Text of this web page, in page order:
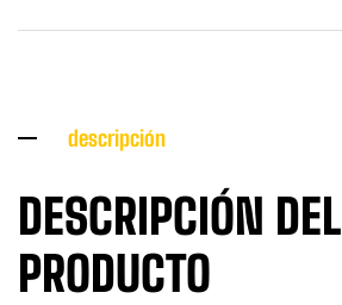
descripción
DESCRIPCIÓN DEL
PRODUCTO